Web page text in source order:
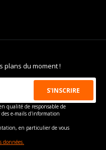
LUMINA
1994-09-01
2001-12-01
Essence
plans du moment !
qualité de responsable de
e-mails d'information
en particulier de vous
données.